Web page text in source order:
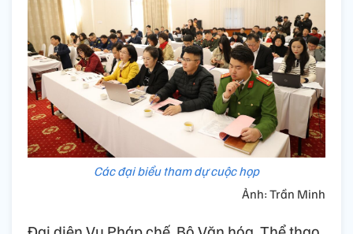
Các đại biểu tham dự cuộc họp
Ảnh: Trần Minh